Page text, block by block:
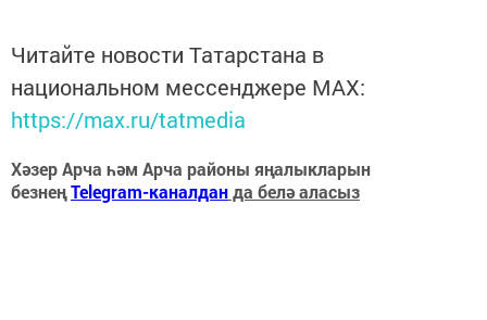
Читайте новости Татарстана в
национальном мессенджере MАХ:
https://max.ru/tatmedia
Хәзер Арча һәм Арча районы яңалыкларын
безнеңTelegram-каналданда белә аласыз